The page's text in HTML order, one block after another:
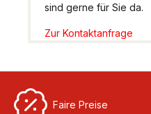
sind gerne für Sie da.
Zur Kontaktanfrage
Faire Preise